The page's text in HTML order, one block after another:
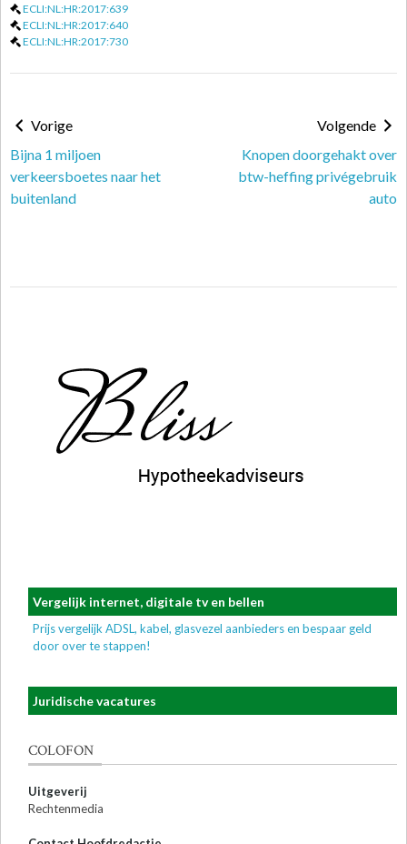
ECLI:NL:HR:2017:639
ECLI:NL:HR:2017:640
ECLI:NL:HR:2017:730
Vorige
Bijna 1 miljoen
verkeersboetes naar het
buitenland
Volgende
Knopen doorgehakt over
btw-heffing privégebruik
auto
Vergelijk internet, digitale tv en bellen
Prijs vergelijk ADSL, kabel, glasvezel aanbieders en bespaar geld
door over te stappen!
Juridische vacatures
COLOFON
Uitgeverij
Rechtenmedia